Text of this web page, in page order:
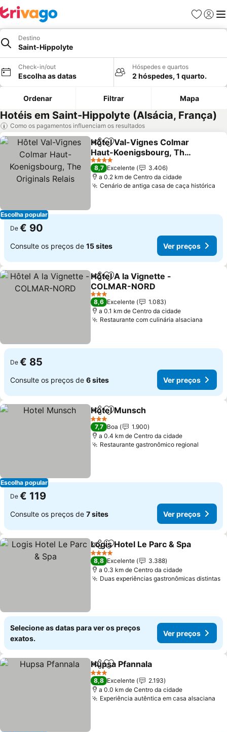
Favoritos
Iniciar
Destino
Saint-Hippolyte
Check-in/out
Escolha as datas
Hóspedes e quartos
2 hóspedes, 1 quarto.
Ordenar Filtrar Mapa
Hotéis em Saint-Hippolyte (Alsácia, França)
Como os pagamentos influenciam os resultados
Escolha popular
PartilharAdicionar aos favoritos
Hôtel Val-Vignes Colmar
Haut-Koenigsbourg, The
Originals Relais
4 Estrelas
8,7 Excelente
3.406
a 0.2 km de Centro da cidade
Cenário de antiga casa de caça histórica
De € 90
Consulte os preços de 15 sites Ver preços
PartilharAdicionar aos favoritos
Hôtel A la Vignette -
COLMAR-NORD
3 Estrelas
8,6 Excelente
1.083
a 0.1 km de Centro da cidade
Restaurante com culinária alsaciana
De € 85
Consulte os preços de 6 sites Ver preços
Escolha popular
PartilharAdicionar aos favoritos
Hotel Munsch
3 Estrelas
7,7 Boa
1.900
a 0.4 km de Centro da cidade
Restaurante gastronômico regional
De € 119
Consulte os preços de 7 sites Ver preços
PartilharAdicionar aos favoritos
Logis Hotel Le Parc & Spa
4 Estrelas
8,8 Excelente
3.388
a 0.3 km de Centro da cidade
Duas experiências gastronômicas distintas
Selecione as datas para ver os preços
exatos.
Ver preços
PartilharAdicionar aos favoritos
Hupsa Pfannala
3 Estrelas
8,8 Excelente
2.193
a 0.0 km de Centro da cidade
Experiência autêntica em casa alsaciana